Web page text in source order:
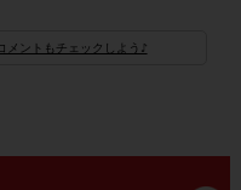
メントもチェックしよう♪